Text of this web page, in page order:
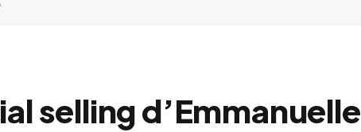
selling d’Emmanuelle